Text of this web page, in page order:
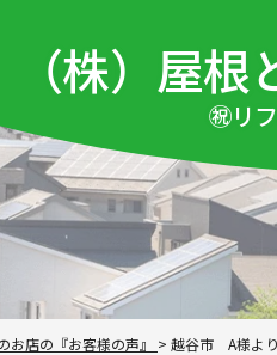
（株）屋
㊗リ
お店の『お客様の声』 > 越谷市 A様より